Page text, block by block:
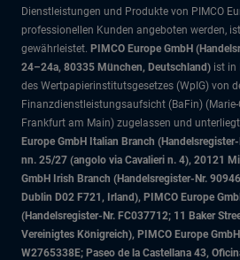
Dienstleistungen und Produkte von PIMCO
professionellen Kunden angeboten werden,
gewährleistet. PIMCO Europe GmbH
24–24a, 80335 München, Deutschland) ist in
des Wertpapierinstitutsgesetzes (WpIG) von
Finanzdienstleistungsaufsicht (BaFin) (Marie-
Frankfurt am Main) zugelassen und
Europe GmbH Italian Branch
nn. 25/27 (angolo via Cavalieri n. 4), 20121
GmbH Irish Branch (Handelsregister-Nr.
Dublin D02 F721, Irland), PIMCO Europe
(Handelsregister-Nr. FC037712; 11 Baker
Vereinigtes Königreich), PIMCO Europe
W2765338E; Paseo de la Castellana 43,